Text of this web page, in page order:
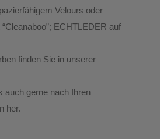
Velours oder
ECHTLEDER auf
finden Sie in unserer
auch gerne nach Ihren
her.